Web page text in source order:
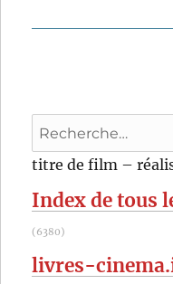
Recherche
pour
:
titre de film –
Index de tous
(6380)
livres-